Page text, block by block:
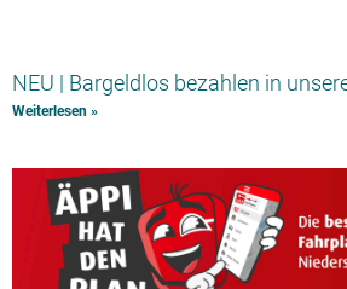
NEU | Bargeldlos bezahlen in
Weiterlesen »